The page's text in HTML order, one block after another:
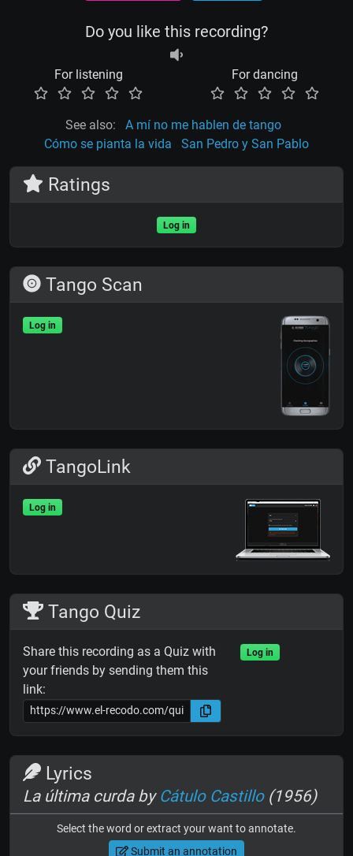
Do you like this recording?
For listening For dancing
See also:
A mí no me hablen de tango
Cómo se pianta la vida
San Pedro y San Pablo
Ratings
Log in
Tango Scan
Log in
TangoLink
Log in
Tango Quiz
Share this recording as a Quiz with
your friends by sending them this
link:
Log in
Lyrics
La última curda by Cátulo Castillo(1956)
Select the word or extract your want to annotate.
Submit an annotation